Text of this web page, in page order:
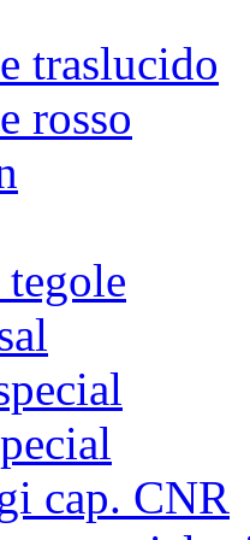
traslucido
rosso
cap. CNR